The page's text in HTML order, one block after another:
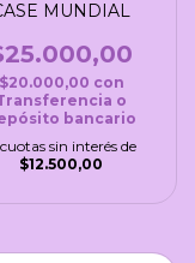
MUNDIAL
$20.000,00 con
o
bancario
cuotas sin interés de
$12.500,00